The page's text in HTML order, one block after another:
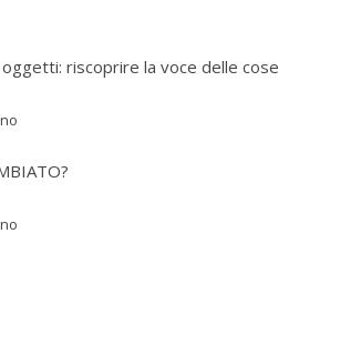
riscoprire la voce delle cose